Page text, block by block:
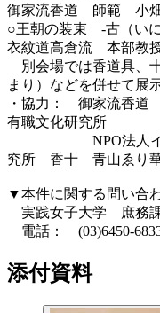
御家流香道 師範 小
○王朝の装束 ‐古（い
衣紋道高倉流 本部教
別会場では香道具、
まり）などを併せて展
・協力： 御家流香
有職文化研究所
NPO法人インタ
究所 香十 青山ゑり
▼本件に関する問い合
実践女子大学 庶務
電話： (03)6450-
添付資料